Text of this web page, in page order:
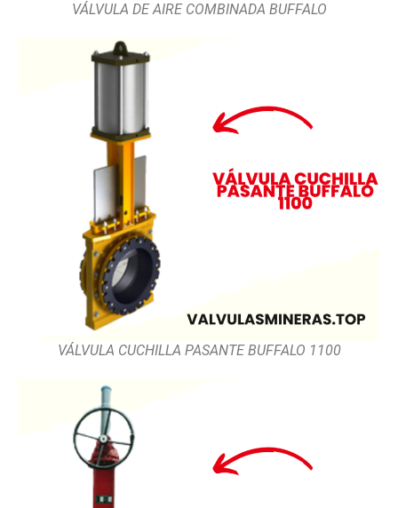
VÁLVULA DE AIRE COMBINADA BUFFALO
VÁLVULA CUCHILLA PASANTE BUFFALO 1100